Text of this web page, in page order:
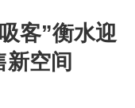
客”衡水迎
空间